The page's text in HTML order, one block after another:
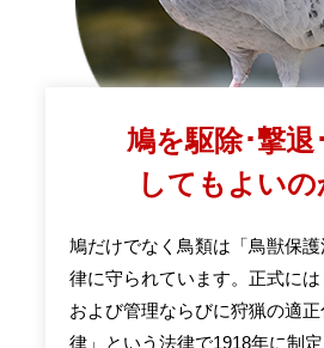
鳩を駆除･撃退
してもよいの
鳩だけでなく鳥類は「鳥獣保
律に守られています。正式に
および管理ならびに狩猟の適
律」という法律で1918年に制